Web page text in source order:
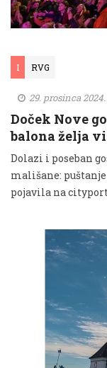
I RVG
29. prosinca 2024.
Doček Nove
balona želja
Dolazi i poseban
mališane:
pojavila na